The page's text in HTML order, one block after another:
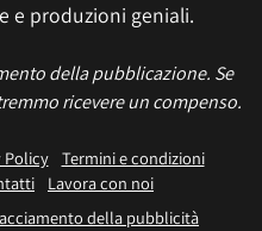
e produzioni geniali.
della pubblicazione. Se
ricevere un compenso.
Policy
Termini e condizioni
Lavora con noi
della pubblicità